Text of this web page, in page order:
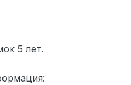
5 лет.